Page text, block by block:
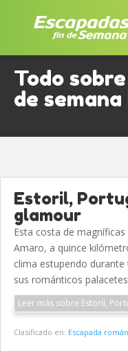
Todo
de
Estoril,
glamour
Esta costa de
Amaro, a quince
clima estupendo
sus románticos
Leer más sobre Estoril,
Clasificado en: Escapada